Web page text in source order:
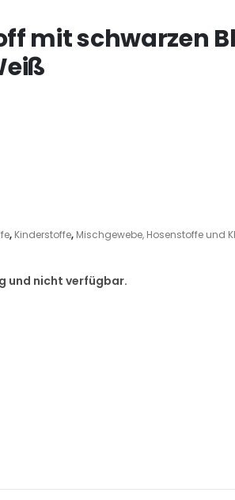
mit schwarzen
, Kinderstoffe, Mischgewebe, Hosenstoffe und
und nicht verfügbar.